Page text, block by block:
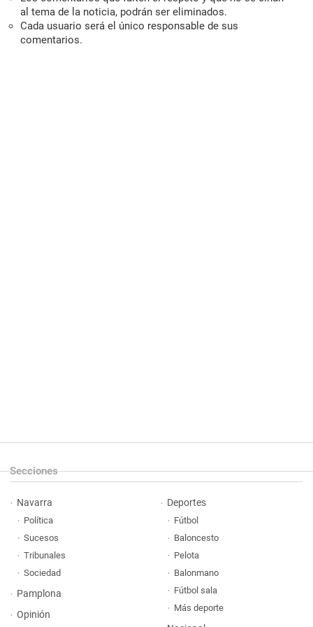
al tema de la noticia, podrán ser eliminados.
Cada usuario será el único responsable de sus
comentarios.
Secciones
Navarra
Política
Sucesos
Tribunales
Sociedad
Pamplona
Opinión
Deportes
Fútbol
Baloncesto
Pelota
Balonmano
Fútbol sala
Más deporte